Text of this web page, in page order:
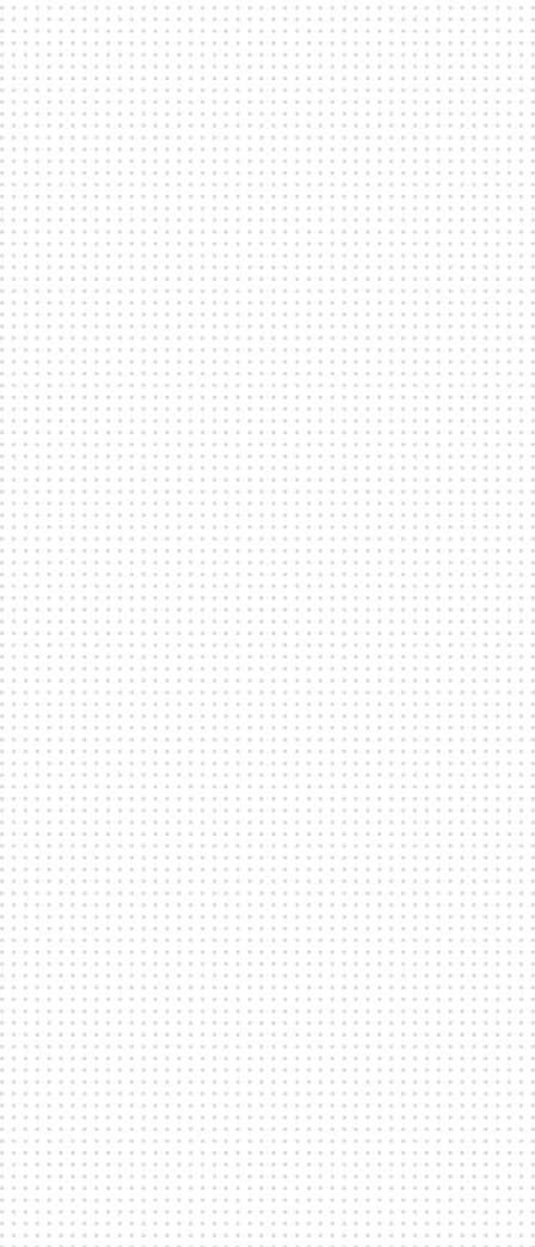
TIDIGARE EVENT
PERFEKT FÖR
AWARDS & BRAND EXPERIENCES
Från högprofilerade awards-middagar till fester i
warehouse-anda – Fållan erbjuder en industriell miljö
i komfort för evenemang, lanseringar, konferenser,
prismiddagar och mer.